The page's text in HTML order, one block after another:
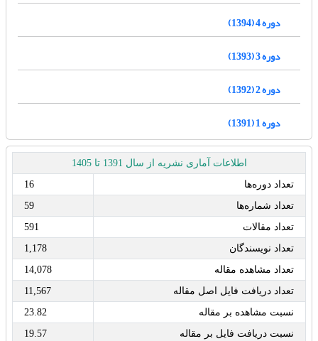
دوره 4 (1394)
دوره 3 (1393)
دوره 2 (1392)
دوره 1 (1391)
اطلاعات آماری نشریه از سال 1391 تا 1405
تعداد دوره‌ها
16
تعداد شماره‌ها
59
تعداد مقالات
591
تعداد نویسندگان
1,178
تعداد مشاهده مقاله
14,078
تعداد دریافت فایل اصل مقاله
11,567
نسبت مشاهده بر مقاله
23.82
نسبت دریافت فایل بر مقاله
19.57